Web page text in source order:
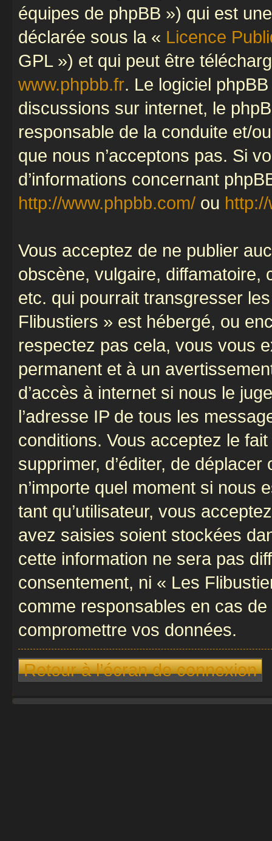
équipes de phpBB ») qui est
déclarée sous la « Licence
GPL ») et qui peut être
www.phpbb.fr. Le logiciel
discussions sur internet, le
responsable de la conduite et/
que nous n’acceptons pas. Si
d’informations concernant
http://www.phpbb.com/ ou
Vous acceptez de ne publier
obscène, vulgaire, diffamatoire,
etc. qui pourrait transgresser
Flibustiers » est hébergé, ou
respectez pas cela, vous vous
permanent et à un
d’accès à internet si nous le
l’adresse IP de tous les
conditions. Vous acceptez le
supprimer, d’éditer, de
n’importe quel moment si nous
tant qu’utilisateur, vous
avez saisies soient stockées
cette information ne sera pas
consentement, ni « Les
comme responsables en cas
compromettre vos données.
Retour à l’écran de connexion